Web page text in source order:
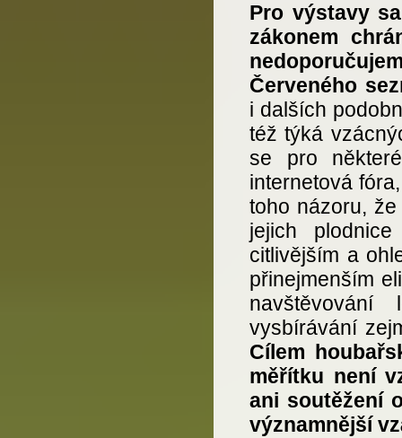
Pro výstavy
zákonem
Červeného
i dalších
též týká
se pro
internetová
toho názoru,
jejich
citlivějším a
přinejmenším
vysbírávání
Cílem
měřítku není
ani soutěžení
významnější